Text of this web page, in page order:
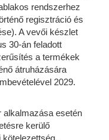
rendszerhez
regisztráció és
A vevői készlet
30-án feladott
a termékek
átruházására
2029.
alkalmazása esetén
kerülő